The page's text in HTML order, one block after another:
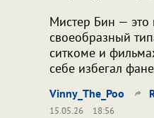
Мистер Бин — это
своеобразный
ситкоме и
себе избегал
Vinny_The_Poo
15.05.26
18:56